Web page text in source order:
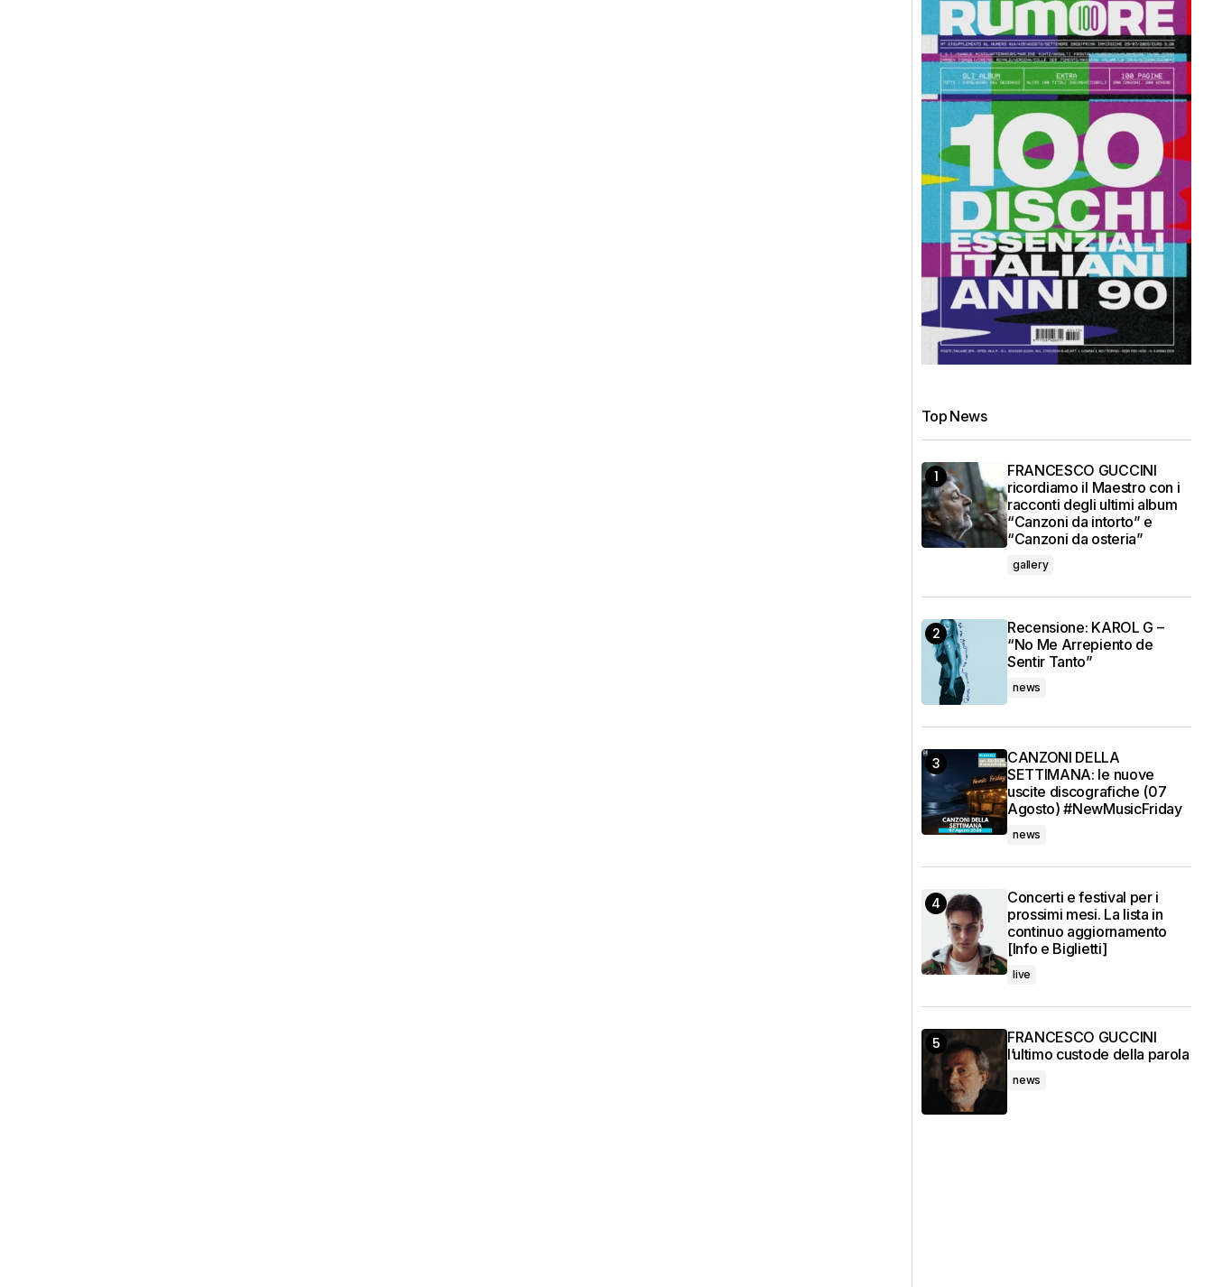
Top News
FRANCESCO GUCCINI
ricordiamo il Maestro con i
racconti degli ultimi album
“Canzoni da intorto” e
“Canzoni da osteria”
gallery
Recensione: KAROL G –
“No Me Arrepiento de
Sentir Tanto”
news
CANZONI DELLA
SETTIMANA: le nuove
uscite discografiche (07
Agosto) #NewMusicFriday
news
Concerti e festival per i
prossimi mesi. La lista in
continuo aggiornamento
[Info e Biglietti]
live
FRANCESCO GUCCINI
l’ultimo custode della parola
news